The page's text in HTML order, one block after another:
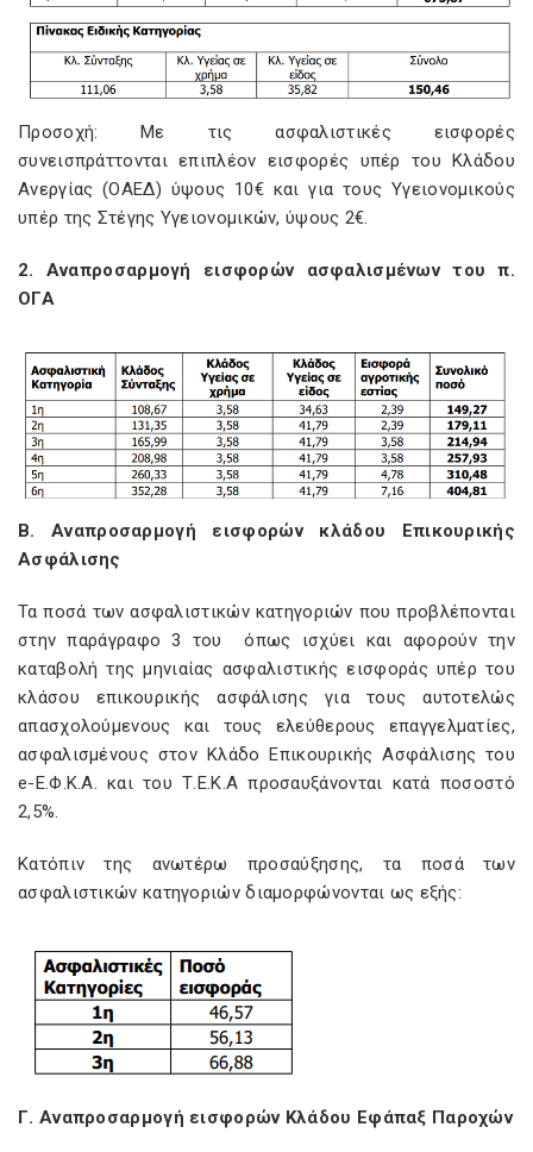
Προσοχή: Με τις ασφαλιστικές εισφορές
συνεισπράττονται επιπλέον εισφορές υπέρ του Κλάδου
Ανεργίας (ΟΑΕΔ) ύψους 10€ και για τους Υγειονομικούς
υπέρ της Στέγης Υγειονομικών, ύψους 2€.
2. Αναπροσαρμογή εισφορών ασφαλισμένων του π.
ΟΓΑ
Β. Αναπροσαρμογή εισφορών κλάδου Επικουρικής
Ασφάλισης
Τα ποσά των ασφαλιστικών κατηγοριών που προβλέπονται
στην παράγραφο 3 του
όπως ισχύει και αφορούν την
καταβολή της μηνιαίας ασφαλιστικής εισφοράς υπέρ του
κλάσου επικουρικής ασφάλισης για τους αυτοτελώς
απασχολούμενους και τους ελεύθερους επαγγελματίες,
ασφαλισμένους στον Κλάδο Επικουρικής Ασφάλισης του
e-Ε.Φ.Κ.Α. και του Τ.Ε.Κ.Α προσαυξάνονται κατά ποσοστό
2,5%.
Κατόπιν της ανωτέρω προσαύξησης, τα ποσά των
ασφαλιστικών κατηγοριών διαμορφώνονται ως εξής:
Γ. Αναπροσαρμογή εισφορών Κλάδου Εφάπαξ Παροχών